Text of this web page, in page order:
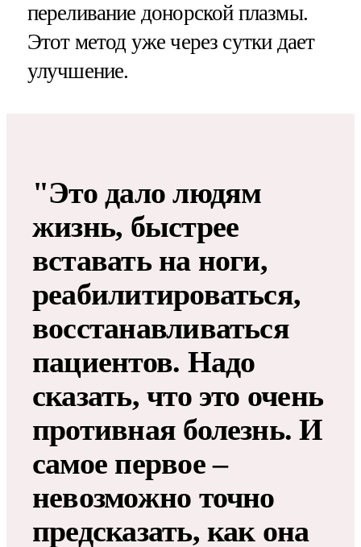
переливание донорской плазмы.
Этот метод уже через сутки дает
улучшение.
"Это дало людям
жизнь, быстрее
вставать на ноги,
реабилитироваться,
восстанавливаться
пациентов. Надо
сказать, что это очень
противная болезнь. И
самое первое –
невозможно точно
предсказать, как она